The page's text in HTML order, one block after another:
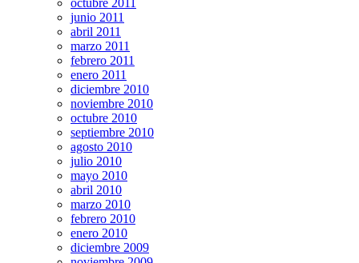
junio 2011
abril 2011
marzo 2011
febrero 2011
enero 2011
diciembre 2010
noviembre 2010
octubre 2010
septiembre 2010
agosto 2010
julio 2010
mayo 2010
abril 2010
marzo 2010
febrero 2010
enero 2010
diciembre 2009